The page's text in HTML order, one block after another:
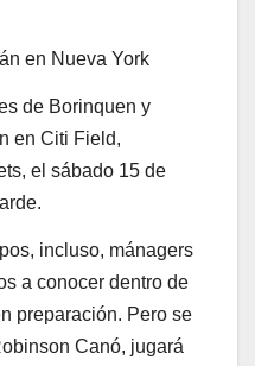
en Nueva York
de Borinquen y
en Citi Field,
el sábado 15 de
incluso, mánagers
a conocer dentro de
preparación. Pero se
Canó, jugará